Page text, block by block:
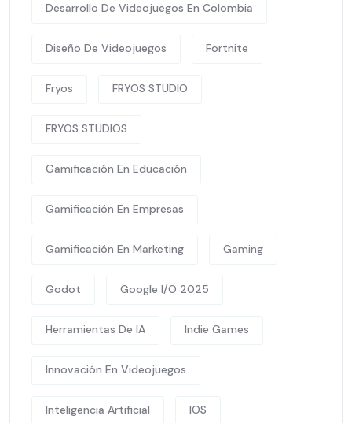
Desarrollo De Videojuegos En Colombia
Diseño De Videojuegos Fortnite
Fryos FRYOS STUDIO
FRYOS STUDIOS
Gamificación En Educación
Gamificación En Empresas
Gamificación En Marketing Gaming
Godot Google I/O 2025
Herramientas De IA Indie Games
Innovación En Videojuegos
Inteligencia Artificial IOS